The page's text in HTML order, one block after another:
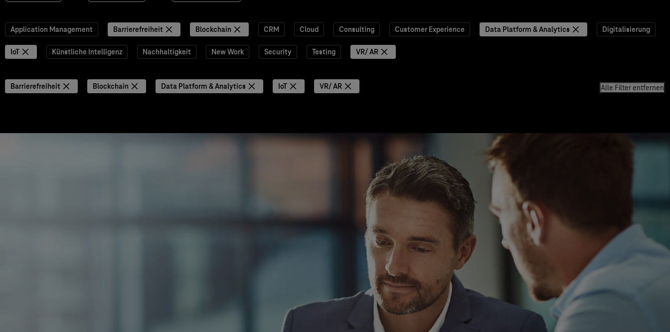
Application Management Barrierefreiheit Blockchain CRM Cloud Consulting Customer Experience Data Platform & Analytics Digitalisierung
IoT Künstliche Intelligenz Nachhaltigkeit New Work Security Testing VR/ AR
Barrierefreiheit Blockchain Data Platform & Analytics IoT VR/ AR Alle Filter entfernen